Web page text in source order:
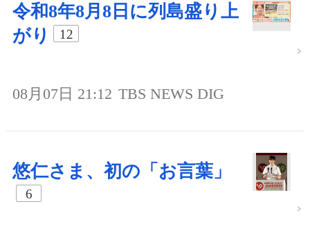
令和8年8月8日に列島盛り上
がり
12
08月07日 21:12 TBS NEWS DIG
悠仁さま、初の「お言葉」
6